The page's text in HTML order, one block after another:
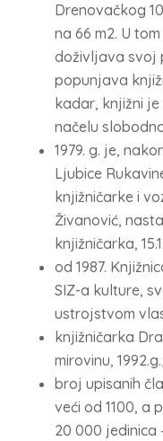
Drenovačkog
na 66 m2. U
doživljava svoj
popunjava
kadar, knjižni
načelu
1979. g. je,
Ljubice
knjižničarke i
Živanović,
knjižničarka,
od 1987.
SIZ-a kulture,
ustrojstvom
knjižničarka
mirovinu, 1992.g.;
broj upisanih
veći od 1100, a
20 000 jedinica